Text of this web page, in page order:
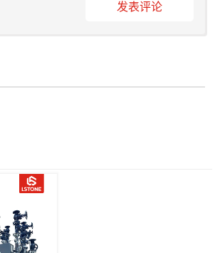
发表评论